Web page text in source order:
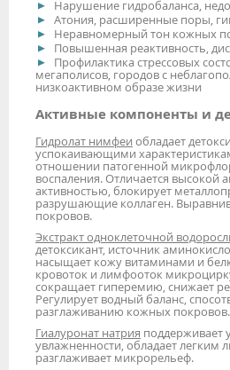
Нарушение гидробаланса,
Атония, расширенные поры,
Неравномерный тон кожных
Повышенная реактивность,
Профилактика стрессовых
мегаполисов, городов с
низкоактивном образе жизни
Активные компоненты и
Гидролат нимфеи обладает
успокаивающими
отношении патогенной
воспаления. Отличается высокой
активностью, блокирует
разрушающие коллаген.
покровов.
Экстракт одноклеточной
детоксикант, источник
насыщает кожу витаминами и
кровоток и лимфооток
сокращает гиперемию, снижает
Регулирует водный баланс,
разглаживанию кожных покровов.
Гиалуронат натрия поддерживает
увлажненности, обладает легким
разглаживает микрорельеф.